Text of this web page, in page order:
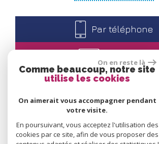
Par téléphone
On en reste là
Comme beaucoup, notre site
utilise les cookies
On aimerait vous accompagner pendant
votre visite.
En poursuivant, vous acceptez l'utilisation des
cookies par ce site, afin de vous proposer des